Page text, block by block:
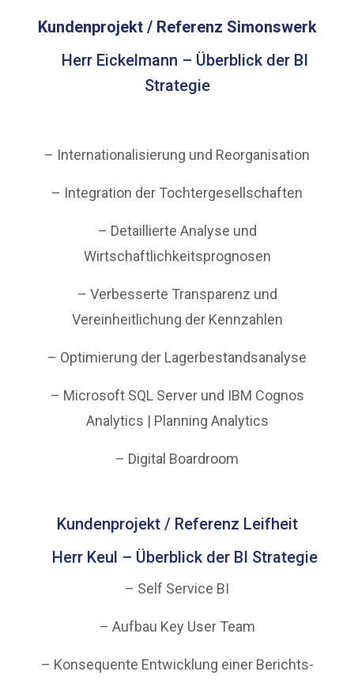
Kundenprojekt / Referenz Simonswerk
Herr Eickelmann – Überblick der BI
Strategie
– Internationalisierung und Reorganisation
– Integration der Tochtergesellschaften
– Detaillierte Analyse und
Wirtschaftlichkeitsprognosen
– Verbesserte Transparenz und
Vereinheitlichung der Kennzahlen
– Optimierung der Lagerbestandsanalyse
– Microsoft SQL Server und IBM Cognos
Analytics | Planning Analytics
– Digital Boardroom
Kundenprojekt / Referenz Leifheit
Herr Keul – Überblick der BI Strategie
– Self Service BI
– Aufbau Key User Team
– Konsequente Entwicklung einer Berichts-